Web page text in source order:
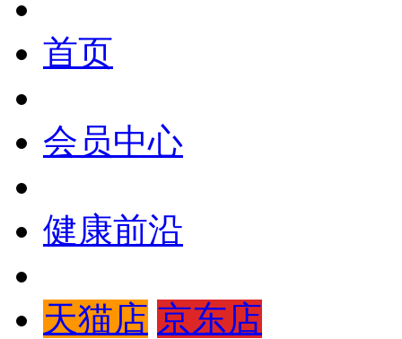
首页
会员中心
健康前沿
天猫店 京东店